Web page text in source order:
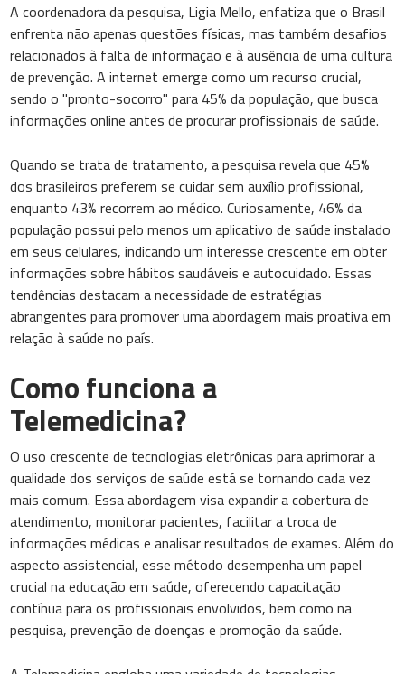
A coordenadora da pesquisa, Ligia Mello, enfatiza que o Brasil
enfrenta não apenas questões físicas, mas também desafios
relacionados à falta de informação e à ausência de uma cultura
de prevenção. A internet emerge como um recurso crucial,
sendo o "pronto-socorro" para 45% da população, que busca
informações online antes de procurar profissionais de saúde.
Quando se trata de tratamento, a pesquisa revela que 45%
dos brasileiros preferem se cuidar sem auxílio profissional,
enquanto 43% recorrem ao médico. Curiosamente, 46% da
população possui pelo menos um aplicativo de saúde instalado
em seus celulares, indicando um interesse crescente em obter
informações sobre hábitos saudáveis e autocuidado. Essas
tendências destacam a necessidade de estratégias
abrangentes para promover uma abordagem mais proativa em
relação à saúde no país.
Como funciona a
Telemedicina?
O uso crescente de tecnologias eletrônicas para aprimorar a
qualidade dos serviços de saúde está se tornando cada vez
mais comum. Essa abordagem visa expandir a cobertura de
atendimento, monitorar pacientes, facilitar a troca de
informações médicas e analisar resultados de exames. Além do
aspecto assistencial, esse método desempenha um papel
crucial na educação em saúde, oferecendo capacitação
contínua para os profissionais envolvidos, bem como na
pesquisa, prevenção de doenças e promoção da saúde.